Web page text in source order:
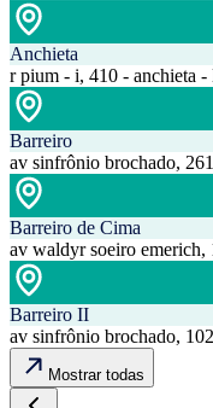
Anchieta
r pium - i, 410 - anchieta -
Barreiro
av sinfrônio brochado,
Barreiro de Cima
av waldyr soeiro
Barreiro II
av sinfrônio brochado,
Mostrar todas